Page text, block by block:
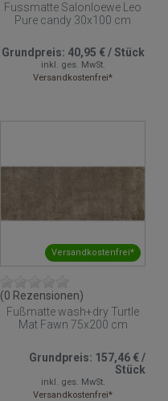
Fussmatte Salonloewe Leo
Pure candy 30x100 cm
Grundpreis: 40,95 €/Stück
inkl. ges. MwSt.
Versandkostenfrei*
Versandkostenfrei*
(0 Rezensionen)
Fußmatte wash+dry Turtle
Mat Fawn 75x200 cm
Grundpreis: 157,46 €/
Stück
inkl. ges. MwSt.
Versandkostenfrei*